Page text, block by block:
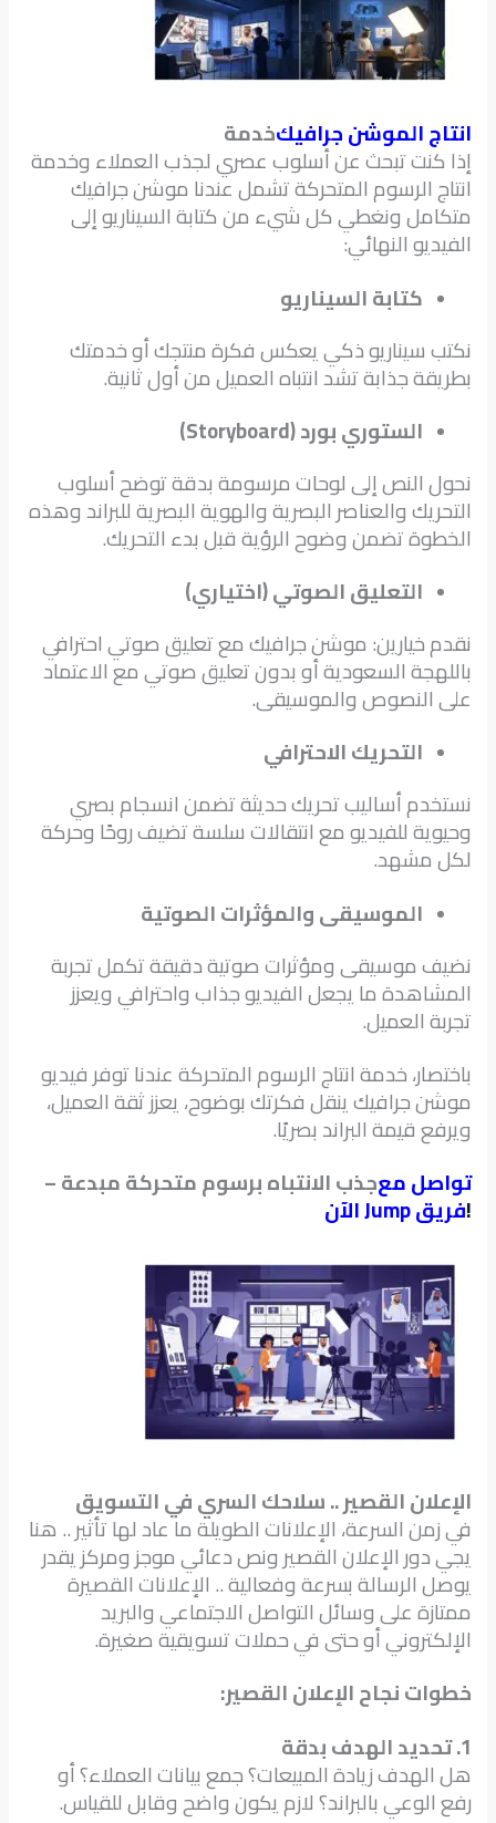
خدمةانتاج الموشن جرافيك
إذا كنت تبحث عن أسلوب عصري لجذب العملاء وخدمة
انتاج الرسوم المتحركة تشمل عندنا موشن جرافيك
متكامل ونغطي كل شيء من كتابة السيناريو إلى
الفيديو النهائي:
كتابة السيناريو
نكتب سيناريو ذكي يعكس فكرة منتجك أو خدمتك
بطريقة جذابة تشد انتباه العميل من أول ثانية.
الستوري بورد (Storyboard)
نحول النص إلى لوحات مرسومة بدقة توضح أسلوب
التحريك والعناصر البصرية والهوية البصرية للبراند وهذه
الخطوة تضمن وضوح الرؤية قبل بدء التحريك.
التعليق الصوتي (اختياري)
نقدم خيارين: موشن جرافيك مع تعليق صوتي احترافي
باللهجة السعودية أو بدون تعليق صوتي مع الاعتماد
على النصوص والموسيقى.
التحريك الاحترافي
نستخدم أساليب تحريك حديثة تضمن انسجام بصري
وحيوية للفيديو مع انتقالات سلسة تضيف روحًا وحركة
لكل مشهد.
الموسيقى والمؤثرات الصوتية
نضيف موسيقى ومؤثرات صوتية دقيقة تكمل تجربة
المشاهدة ما يجعل الفيديو جذاب واحترافي ويعزز
تجربة العميل.
باختصار، خدمة انتاج الرسوم المتحركة عندنا توفر فيديو
موشن جرافيك ينقل فكرتك بوضوح، يعزز ثقة العميل،
ويرفع قيمة البراند بصريًا.
جذب الانتباه برسوم متحركة مبدعة –تواصل مع
فريق Jump الآن!
الإعلان القصير .. سلاحك السري في التسويق
في زمن السرعة، الإعلانات الطويلة ما عاد لها تأثير .. هنا
يجي دور الإعلان القصير ونص دعائي موجز ومركز يقدر
يوصل الرسالة بسرعة وفعالية .. الإعلانات القصيرة
ممتازة على وسائل التواصل الاجتماعي والبريد
الإلكتروني أو حتى في حملات تسويقية صغيرة.
خطوات نجاح الإعلان القصير:
1. تحديد الهدف بدقة
هل الهدف زيادة المبيعات؟ جمع بيانات العملاء؟ أو
رفع الوعي بالبراند؟ لازم يكون واضح وقابل للقياس.